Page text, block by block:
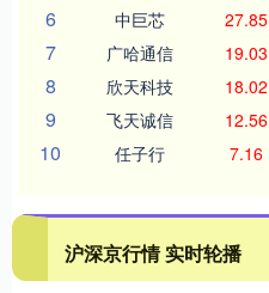
6 中巨芯 27.85
7 广哈通信 19.03
8 欣天科技 18.02
9 飞天诚信 12.56
10 任子行 7.16
沪深京行情 实时轮播